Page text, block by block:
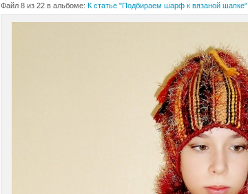
Файл 8 из 22 в альбоме: К статье "Подбираем шарф к вязаной шапке".